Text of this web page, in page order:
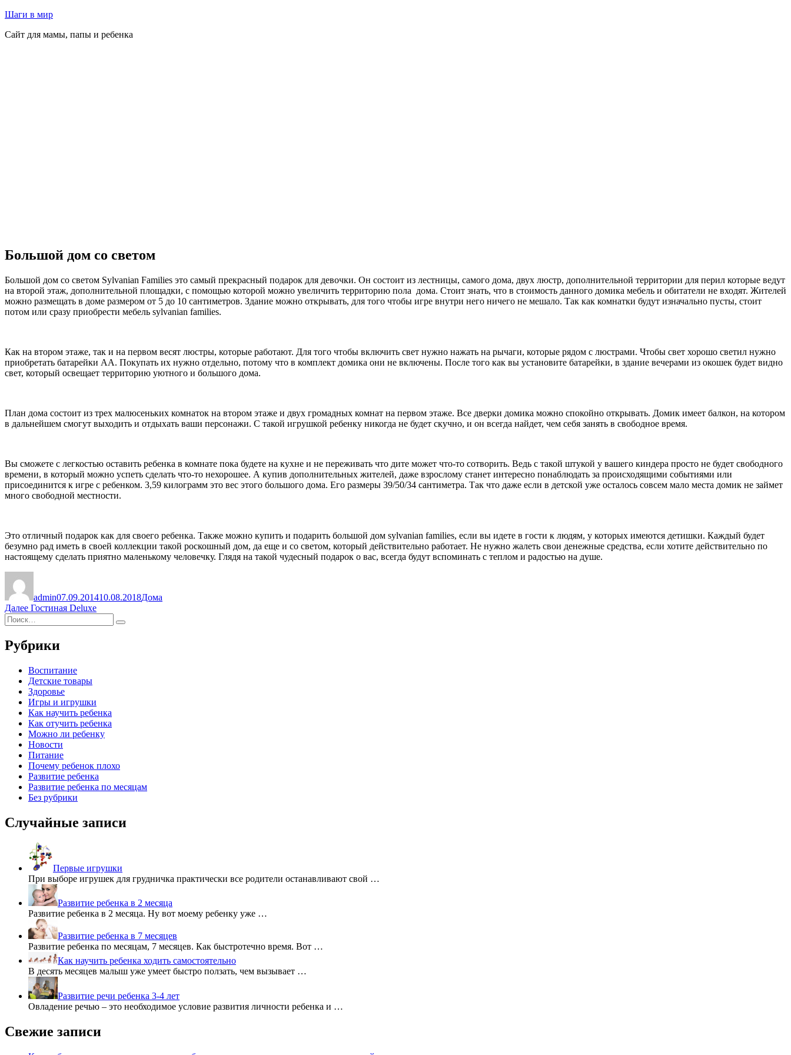
Перейти
содержимому
Шаги в мир
Сайт для мамы, папы и ребенка
Большой дом со светом
Большой дом со светом Sylvanian Families это самый прекрасный подарок для девочки. Он состоит из лестницы, самого дома, двух люстр, дополнительной территории для перил которые ведут
на второй этаж, дополнительной площадки, с помощью которой можно увеличить территорию пола дома. Стоит знать, что в стоимость данного домика мебель и обитатели не входят. Жителей
можно размещать в доме размером от 5 до 10 сантиметров. Здание можно открывать, для того чтобы игре внутри него ничего не мешало. Так как комнатки будут изначально пусты, стоит
потом или сразу приобрести мебель sylvanian families.
Как на втором этаже, так и на первом весят люстры, которые работают. Для того чтобы включить свет нужно нажать на рычаги, которые рядом с люстрами. Чтобы свет хорошо светил нужно
приобретать батарейки АА. Покупать их нужно отдельно, потому что в комплект домика они не включены. После того как вы установите батарейки, в здание вечерами из окошек будет видно
свет, который освещает территорию уютного и большого дома.
План дома состоит из трех малюсеньких комнаток на втором этаже и двух громадных комнат на первом этаже. Все дверки домика можно спокойно открывать. Домик имеет балкон, на котором
в дальнейшем смогут выходить и отдыхать ваши персонажи. С такой игрушкой ребенку никогда не будет скучно, и он всегда найдет, чем себя занять в свободное время.
Вы сможете с легкостью оставить ребенка в комнате пока будете на кухне и не переживать что дите может что-то сотворить. Ведь с такой штукой у вашего киндера просто не будет свободного
времени, в который можно успеть сделать что-то нехорошее. А купив дополнительных жителей, даже взрослому станет интересно понаблюдать за происходящими событиями или
присоединится к игре с ребенком. 3,59 килограмм это вес этого большого дома. Его размеры 39/50/34 сантиметра. Так что даже если в детской уже осталось совсем мало места домик не займет
много свободной местности.
Это отличный подарок как для своего ребенка. Также можно купить и подарить большой дом sylvanian families, если вы идете в гости к людям, у которых имеются детишки. Каждый будет
безумно рад иметь в своей коллекции такой роскошный дом, да еще и со светом, который действительно работает. Не нужно жалеть свои денежные средства, если хотите действительно по
настоящему сделать приятно маленькому человечку. Глядя на такой чудесный подарок о вас, всегда будут вспоминать с теплом и радостью на душе.
admin07.09.201410.08.2018Дома
Навигация
по
записям
Далее Следующая
Гостиная Deluxe
Искать:
Поиск
Рубрики
Воспитание
Детские товары
Здоровье
Игры и игрушки
Как научить ребенка
Как отучить ребенка
Можно ли ребенку
Новости
Питание
Почему ребенок плохо
Развитие ребенка
Развитие ребенка по месяцам
Без рубрики
Случайные записи
Первые игрушки
При выборе игрушек для грудничка практически все родители останавливают свой …
Развитие ребенка в 2 месяца
Развитие ребенка в 2 месяца. Ну вот моему ребенку уже …
Развитие ребенка в 7 месяцев
Развитие ребенка по месяцам, 7 месяцев. Как быстротечно время. Вот …
Как научить ребенка ходить самостоятельно
В десять месяцев малыш уже умеет быстро ползать, чем вызывает …
Развитие речи ребенка 3-4 лет
Овладение речью – это необходимое условие развития личности ребенка и …
Свежие записи